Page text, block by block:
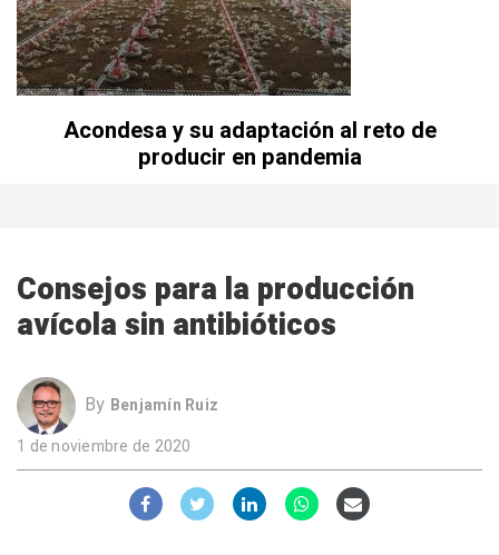
Acondesa y su adaptación al reto de
producir en pandemia
Consejos para la producción
avícola sin antibióticos
By Benjamín Ruiz
1 de noviembre de 2020